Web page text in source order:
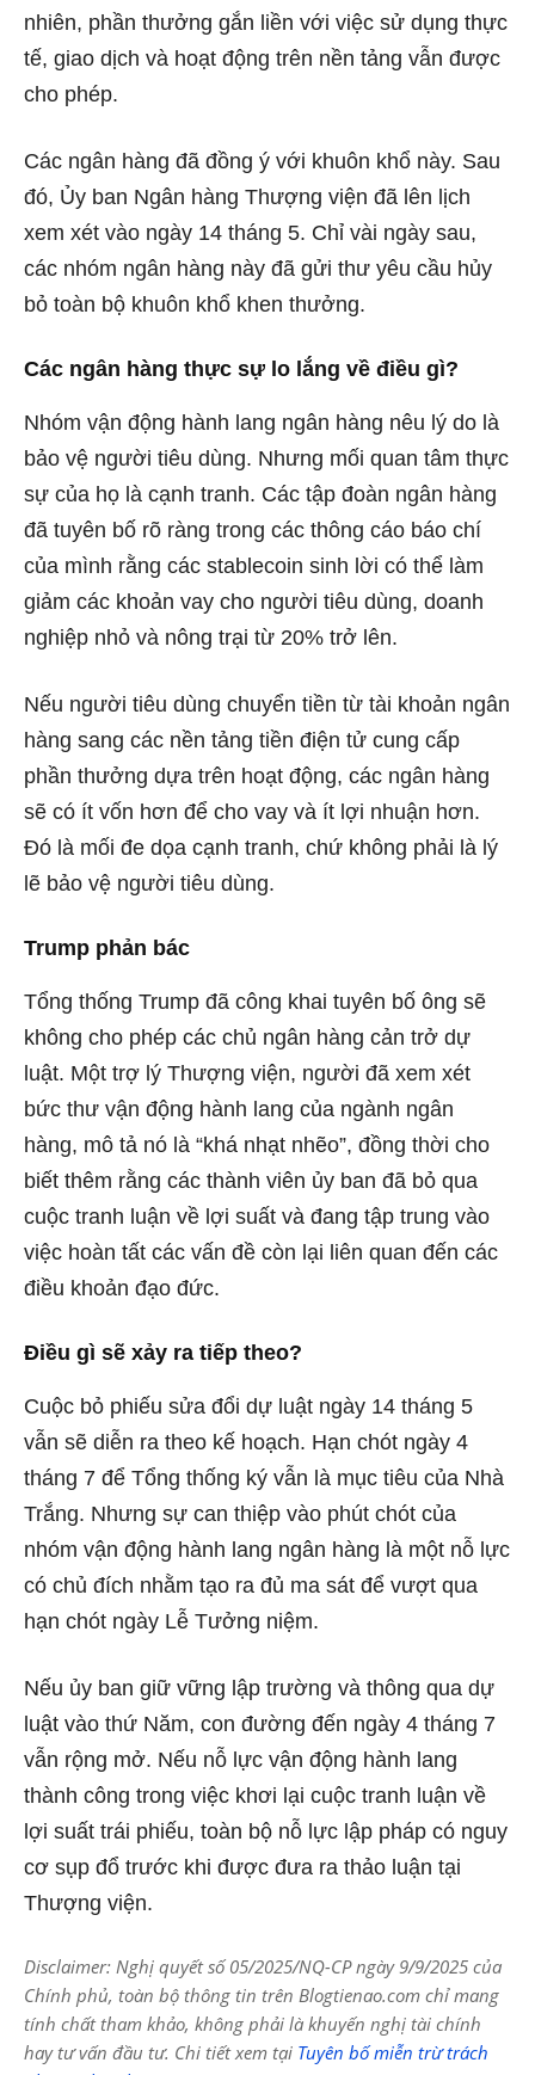
nhiên, phần thưởng gắn liền với việc sử dụng thực
tế, giao dịch và hoạt động trên nền tảng vẫn được
cho phép.
Các ngân hàng đã đồng ý với khuôn khổ này. Sau
đó, Ủy ban Ngân hàng Thượng viện đã lên lịch
xem xét vào ngày 14 tháng 5. Chỉ vài ngày sau,
các nhóm ngân hàng này đã gửi thư yêu cầu hủy
bỏ toàn bộ khuôn khổ khen thưởng.
Các ngân hàng thực sự lo lắng về điều gì?
Nhóm vận động hành lang ngân hàng nêu lý do là
bảo vệ người tiêu dùng. Nhưng mối quan tâm thực
sự của họ là cạnh tranh. Các tập đoàn ngân hàng
đã tuyên bố rõ ràng trong các thông cáo báo chí
của mình rằng các stablecoin sinh lời có thể làm
giảm các khoản vay cho người tiêu dùng, doanh
nghiệp nhỏ và nông trại từ 20% trở lên.
Nếu người tiêu dùng chuyển tiền từ tài khoản ngân
hàng sang các nền tảng tiền điện tử cung cấp
phần thưởng dựa trên hoạt động, các ngân hàng
sẽ có ít vốn hơn để cho vay và ít lợi nhuận hơn.
Đó là mối đe dọa cạnh tranh, chứ không phải là lý
lẽ bảo vệ người tiêu dùng.
Trump phản bác
Tổng thống Trump đã công khai tuyên bố ông sẽ
không cho phép các chủ ngân hàng cản trở dự
luật. Một trợ lý Thượng viện, người đã xem xét
bức thư vận động hành lang của ngành ngân
hàng, mô tả nó là “khá nhạt nhẽo”, đồng thời cho
biết thêm rằng các thành viên ủy ban đã bỏ qua
cuộc tranh luận về lợi suất và đang tập trung vào
việc hoàn tất các vấn đề còn lại liên quan đến các
điều khoản đạo đức.
Điều gì sẽ xảy ra tiếp theo?
Cuộc bỏ phiếu sửa đổi dự luật ngày 14 tháng 5
vẫn sẽ diễn ra theo kế hoạch. Hạn chót ngày 4
tháng 7 để Tổng thống ký vẫn là mục tiêu của Nhà
Trắng. Nhưng sự can thiệp vào phút chót của
nhóm vận động hành lang ngân hàng là một nỗ lực
có chủ đích nhằm tạo ra đủ ma sát để vượt qua
hạn chót ngày Lễ Tưởng niệm.
Nếu ủy ban giữ vững lập trường và thông qua dự
luật vào thứ Năm, con đường đến ngày 4 tháng 7
vẫn rộng mở. Nếu nỗ lực vận động hành lang
thành công trong việc khơi lại cuộc tranh luận về
lợi suất trái phiếu, toàn bộ nỗ lực lập pháp có nguy
cơ sụp đổ trước khi được đưa ra thảo luận tại
Thượng viện.
Disclaimer: Nghị quyết số 05/2025/NQ-CP ngày 9/9/2025 của
Chính phủ, toàn bộ thông tin trên Blogtienao.com chỉ mang
tính chất tham khảo, không phải là khuyến nghị tài chính
hay tư vấn đầu tư. Chi tiết xem tại Tuyên bố miễn trừ trách